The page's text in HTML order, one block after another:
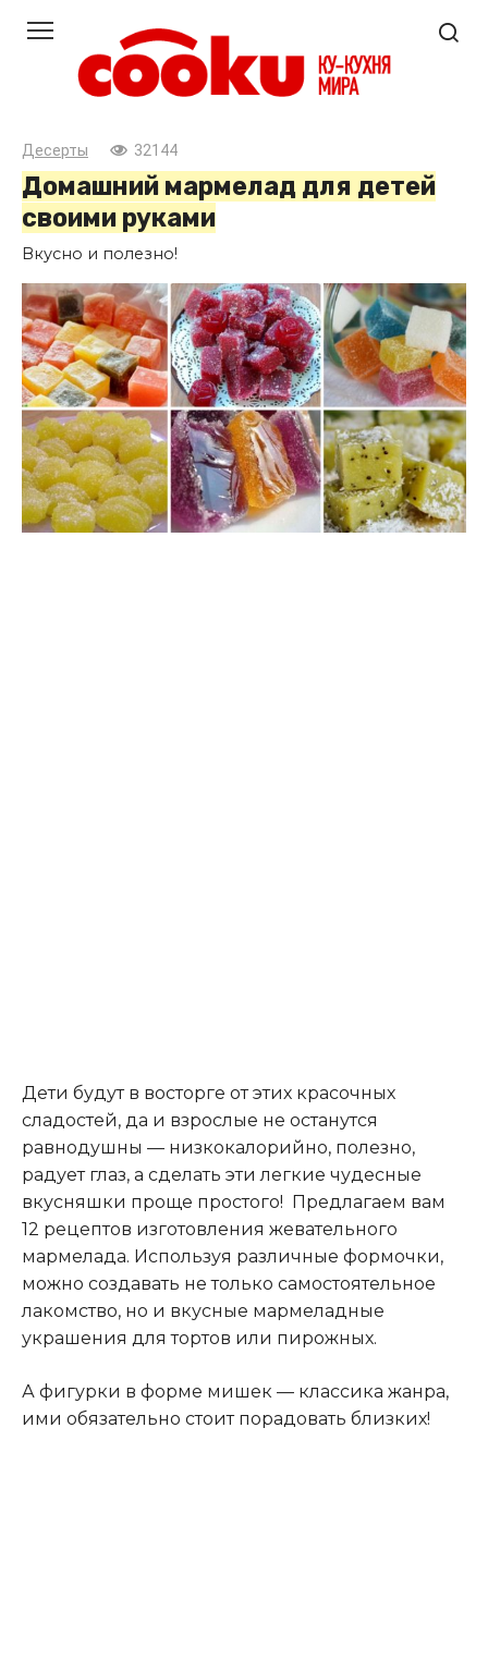
контенту
Десерты 32144
Домашний мармелад для детей
своими руками
Вкусно и полезно!
Дети будут в восторге от этих красочных
сладостей, да и взрослые не останутся
равнодушны — низкокалорийно, полезно,
радует глаз, а сделать эти легкие чудесные
вкусняшки проще простого! Предлагаем вам
12 рецептов изготовления жевательного
мармелада. Используя различные формочки,
можно создавать не только самостоятельное
лакомство, но и вкусные мармеладные
украшения для тортов или пирожных.
А фигурки в форме мишек — классика жанра,
ими обязательно стоит порадовать близких!